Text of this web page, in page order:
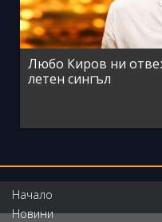
Любо Киров ни
летен сингъл
Начало
Новини